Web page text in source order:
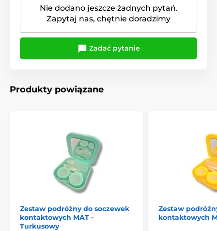
Nie dodano jeszcze żadnych pytań.
Zapytaj nas, chętnie doradzimy
Zadać pytanie
Produkty powiązane
Zestaw podróżny do soczewek
kontaktowych MAT -
Turkusowy
Zestaw
kontaktowych